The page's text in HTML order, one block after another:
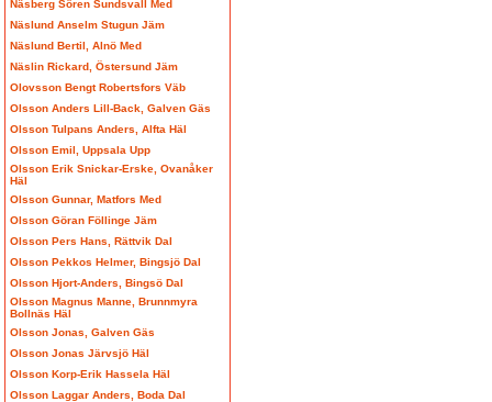
Näsberg Sören Sundsvall Med
Näslund Anselm Stugun Jäm
Näslund Bertil, Alnö Med
Näslin Rickard, Östersund Jäm
Olovsson Bengt Robertsfors Väb
Olsson Anders Lill-Back, Galven Gäs
Olsson Tulpans Anders, Alfta Häl
Olsson Emil, Uppsala Upp
Olsson Erik Snickar-Erske, Ovanåker
Häl
Olsson Gunnar, Matfors Med
Olsson Göran Föllinge Jäm
Olsson Pers Hans, Rättvik Dal
Olsson Pekkos Helmer, Bingsjö Dal
Olsson Hjort-Anders, Bingsö Dal
Olsson Magnus Manne, Brunnmyra
Bollnäs Häl
Olsson Jonas, Galven Gäs
Olsson Jonas Järvsjö Häl
Olsson Korp-Erik Hassela Häl
Olsson Laggar Anders, Boda Dal